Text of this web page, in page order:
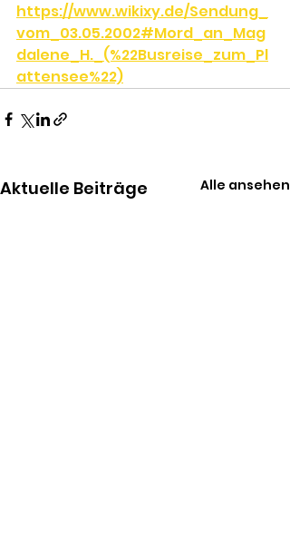
https://www.wikixy.de/Sendung_
vom_03.05.2002#Mord_an_Mag
dalene_H._(%22Busreise_zum_Pl
attensee%22)
Aktuelle Beiträge Alle ansehen